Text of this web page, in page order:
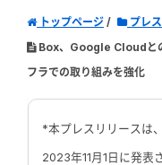
トップページ プレ
Box、Google Cloudと
フラでの取り組みを強化
*本プレスリリースは
2023年11月1日に発表